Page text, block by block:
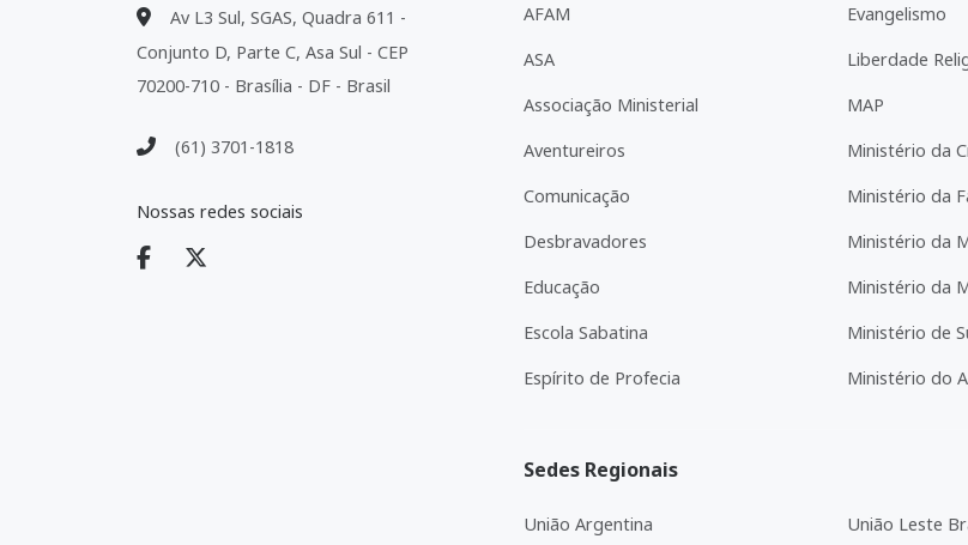
Av L3 Sul, SGAS, Quadra 611 -
Conjunto D, Parte C, Asa Sul - CEP
70200-710 - Brasília - DF - Brasil
(61) 3701-1818
Nossas redes sociais
AFAM
ASA
Associação Ministerial
Aventureiros
Comunicação
Desbravadores
Educação
Escola Sabatina
Espírito de Profecia
Evangelismo
Liberdade
MAP
Ministério da
Ministério da
Ministério da
Ministério da
Ministério de
Ministério do
Sedes Regionais
União Argentina União Leste